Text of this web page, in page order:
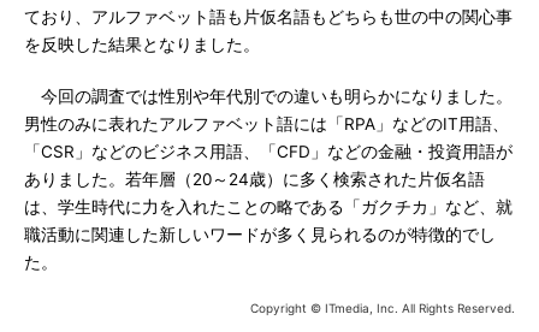
ており、アルファベット語も片仮名語もどちらも世の中の関心事
を反映した結果となりました。
今回の調査では性別や年代別での違いも明らかになりました。
男性のみに表れたアルファベット語には「RPA」などのIT用語、
「CSR」などのビジネス用語、「CFD」などの金融・投資用語が
ありました。若年層（20～24歳）に多く検索された片仮名語
は、学生時代に力を入れたことの略である「ガクチカ」など、就
職活動に関連した新しいワードが多く見られるのが特徴的でし
た。
Copyright © ITmedia, Inc. All Rights Reserved.